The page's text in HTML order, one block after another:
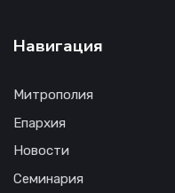
Навигация
Митрополия
Епархия
Новости
Семинария